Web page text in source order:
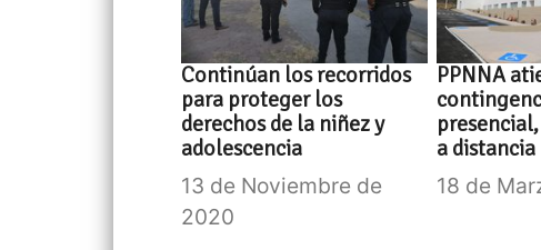
Continúan los recorridos
para proteger los
derechos de la niñez y
adolescencia
13 de Noviembre de
2020
PPNNA
a distancia
18 de